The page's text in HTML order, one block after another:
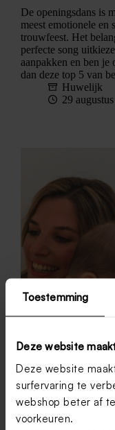
Toestemming
Deze website
Deze website
surfervaring te
webshop beter af
voorkeuren.
De openingsdans is
meest emotionele en
trouwfeest. Het
perfecte song
aanpakken en ben je
dan deze top 5 van
Huwelijk
29